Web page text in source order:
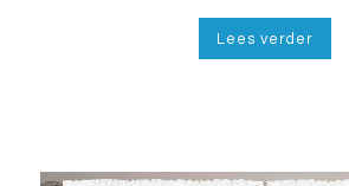
Lees verder